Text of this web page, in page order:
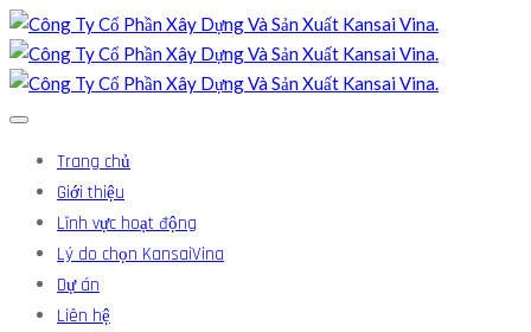
Trang chủ
Giới thiệu
Lĩnh vực hoạt động
Lý do chọn KansaiVina
Dự án
Liên hệ